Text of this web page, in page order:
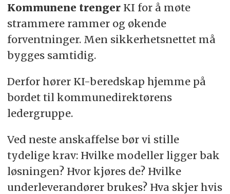
Kommunene trengerKI for å møte
strammere rammer og økende
forventninger. Men sikkerhetsnettet må
bygges samtidig.
Derfor hører KI-beredskap hjemme på
bordet til kommunedirektørens
ledergruppe.
Ved neste anskaffelse bør vi stille
tydelige krav: Hvilke modeller ligger bak
løsningen? Hvor kjøres de? Hvilke
underleverandører brukes? Hva skjer hvis